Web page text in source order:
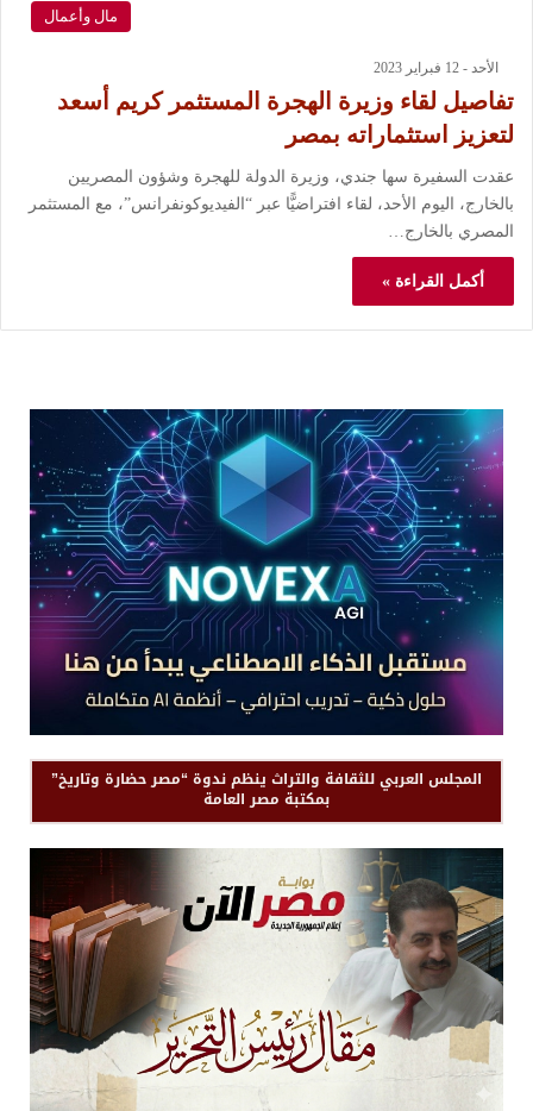
مال وأعمال
الأحد - 12 فبراير 2023
تفاصيل لقاء وزيرة الهجرة المستثمر كريم أسعد
لتعزيز استثماراته بمصر
عقدت السفيرة سها جندي، وزيرة الدولة للهجرة وشؤون المصريين
بالخارج، اليوم الأحد، لقاء افتراضيًّا عبر “الفيديوكونفرانس”، مع المستثمر
المصري بالخارج…
أكمل القراءة »
المجلس العربي للثقافة والتراث ينظم ندوة “مصر حضارة وتاريخ”
بمكتبة مصر العامة